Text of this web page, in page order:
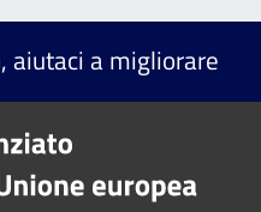
aiutaci a migliorare